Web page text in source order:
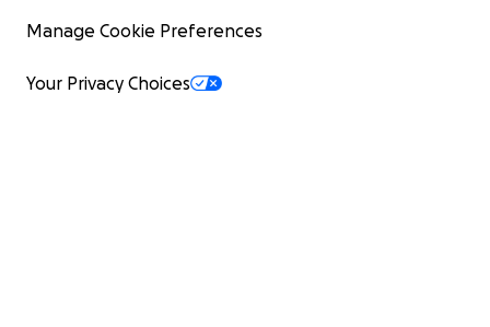
Manage Cookie Preferences
Your Privacy Choices